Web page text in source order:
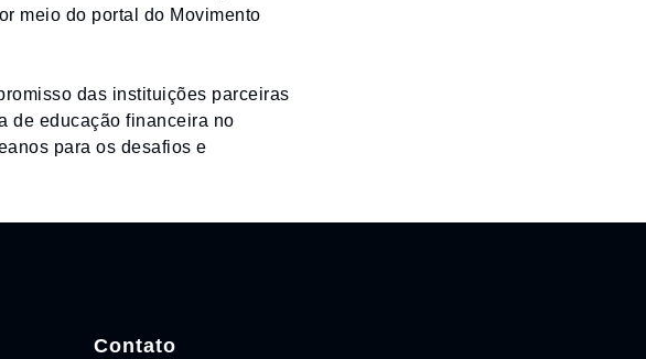
meio do portal do Movimento
das instituições parceiras
de educação financeira no
para os desafios e
Contato